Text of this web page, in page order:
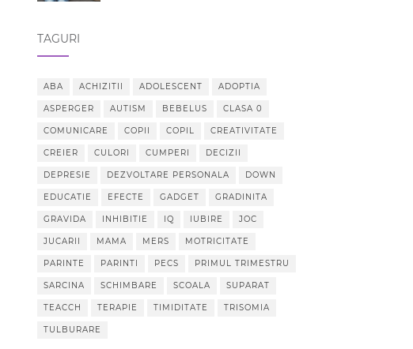
TAGURI
ABA ACHIZITII ADOLESCENT ADOPTIA
ASPERGER AUTISM BEBELUS CLASA 0
COMUNICARE COPII COPIL CREATIVITATE
CREIER CULORI CUMPERI DECIZII
DEPRESIE DEZVOLTARE PERSONALA DOWN
EDUCATIE EFECTE GADGET GRADINITA
GRAVIDA INHIBITIE IQ IUBIRE JOC
JUCARII MAMA MERS MOTRICITATE
PARINTE PARINTI PECS PRIMUL TRIMESTRU
SARCINA SCHIMBARE SCOALA SUPARAT
TEACCH TERAPIE TIMIDITATE TRISOMIA
TULBURARE